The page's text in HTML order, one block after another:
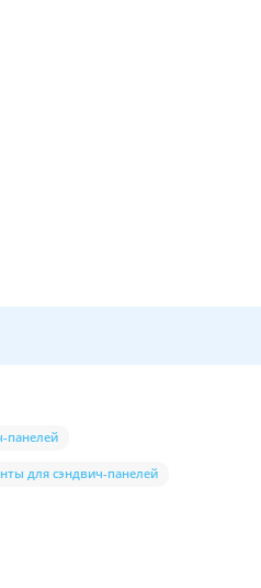
панелей
для сэндвич-панелей